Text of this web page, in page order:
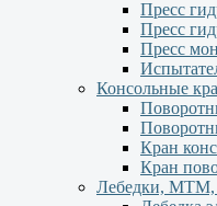
Пресс
Пресс
Пресс
Консольные
Кран
Кран
Лебедки, МТМ,